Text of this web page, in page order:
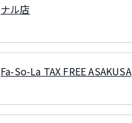
ナル店
Fa-So-La TAX FREE ASAKUSA